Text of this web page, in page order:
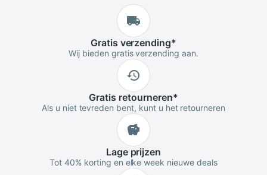
Gratis verzending*
Wij bieden gratis verzending aan.
Gratis retourneren*
Als u niet tevreden bent, kunt u het retourneren
Lageprijzen
Tot 40% korting en elke week nieuwe deals